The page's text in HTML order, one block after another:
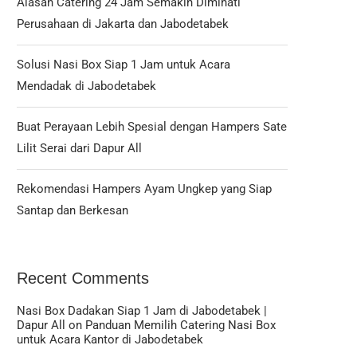
Perusahaan di Jakarta dan Jabodetabek
Solusi Nasi Box Siap 1 Jam untuk Acara
Mendadak di Jabodetabek
Buat Perayaan Lebih Spesial dengan Hampers Sate
Lilit Serai dari Dapur All
Rekomendasi Hampers Ayam Ungkep yang Siap
Santap dan Berkesan
Recent Comments
Nasi Box Dadakan Siap 1 Jam di Jabodetabek |
Dapur All
on Panduan Memilih Catering Nasi Box
untuk Acara Kantor di Jabodetabek